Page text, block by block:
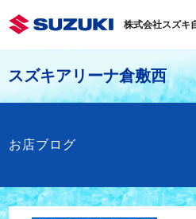
株式会社スズキ
スズキアリーナ倉敷西
お店ブログ